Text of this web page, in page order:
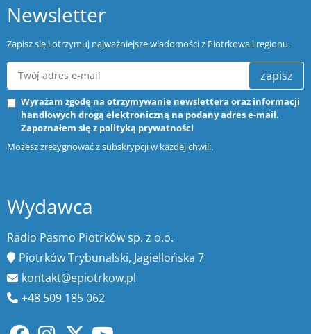
Newsletter
Zapisz się i otrzymuj najważniejsze wiadomości z Piotrkowa i regionu.
zapisz
Wyrażam zgodę na otrzymywanie newslettera oraz informacji
handlowych drogą elektroniczną na podany adres e-mail.
Zapoznałem się z polityką prywatności
Możesz zrezygnować z subskrypcji w każdej chwili.
Wydawca
Radio Pasmo Piotrków sp. z o.o.
Piotrków Trybunalski, Jagiellońska 7
kontakt@epiotrkow.pl
+48 509 185 062